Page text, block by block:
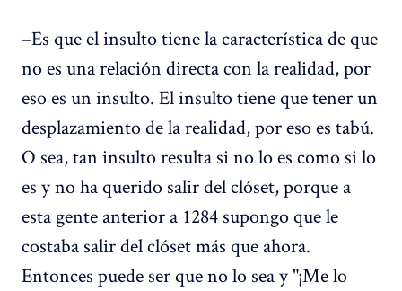
–Es que el insulto tiene la característica de que
no es una relación directa con la realidad, por
eso es un insulto. El insulto tiene que tener un
desplazamiento de la realidad, por eso es tabú.
O sea, tan insulto resulta si no lo es como si lo
es y no ha querido salir del clóset, porque a
esta gente anterior a 1284 supongo que le
costaba salir del clóset más que ahora.
Entonces puede ser que no lo sea y "¡Me lo